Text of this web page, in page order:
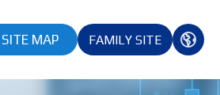
SITE MAP
열기 FAMILY SITE
열기
다국